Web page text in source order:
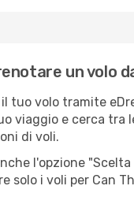
un volo
tuo volo tramite
viaggio e cerca tra
di voli.
l'opzione
solo i voli per Can